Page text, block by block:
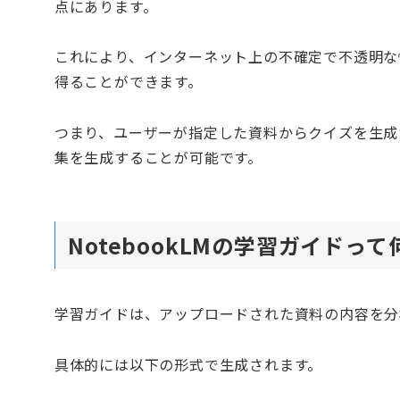
点にあります。
これにより、インターネット上の不確定で不透明
得ることができます。
つまり、ユーザーが指定した資料からクイズを生
集を生成することが可能です。
NotebookLMの学習ガイドって
学習ガイドは、アップロードされた資料の内容を
具体的には以下の形式で生成されます。